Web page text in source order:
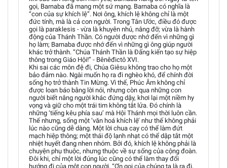
gọi, Barnaba đã mang một sứ mạng. Barnaba có nghĩa là
“con của sự khích lệ”. Nơi ông, khích lệ không chỉ là một
đức tính, mà là cả con người. Trong Tân Ước, điều đó được
gọi là paraklesis - vừa là khuyên nhủ, nâng đỡ; vừa là hành
động của Thánh Thần. Có người được nhớ đến vì những gì
họ làm; Barnaba được nhớ đến vì những gì ông giúp người
khác trở thành. “Chúa Thánh Thần là Đấng kiến tạo sự hiệp
thông trong Giáo Hội!” - Bênêđictô XVI.
Khi sai các môn đệ đi, Chúa Giêsu không trao cho họ một
bảo đảm nào. Ngài muốn họ ra đi nghèo khó, để chính đời
sống họ trở thành Tin Mừng. Vì thế, Phúc Âm không chỉ
được loan báo bằng lời nói, nhưng còn qua những con
người biết nâng người khác đứng dậy, khơi lại một niềm hy
vọng và giữ cho một trái tim không tắt lửa. Đó chính là
những ‘tiếng kêu phía sau’ mà Hội Thánh mọi thời luôn cần.
Thế nhưng, sống một ‘văn hoá khích lệ’ như thế không phải
lúc nào cũng dễ dàng. Một lời chua cay có thể làm đứt
mạch hiệp thông; một thái độ lạnh nhạt có thể dập tắt một
nhiệt huyết đang nhen nhóm. Bởi đó, khích lệ không phải là
chuyện phụ thuộc, nhưng thuộc về sự sống của cộng đoàn.
Đôi khi, chỉ một lời đúng lúc cũng có thể làm thay đổi
hướng đi của một con người. “Ơn gọi của chúng ta là ra đi,